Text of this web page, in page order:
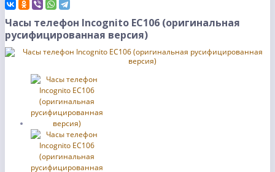
Часы телефон Incognito EC106 (оригинальная
русифицированная версия)